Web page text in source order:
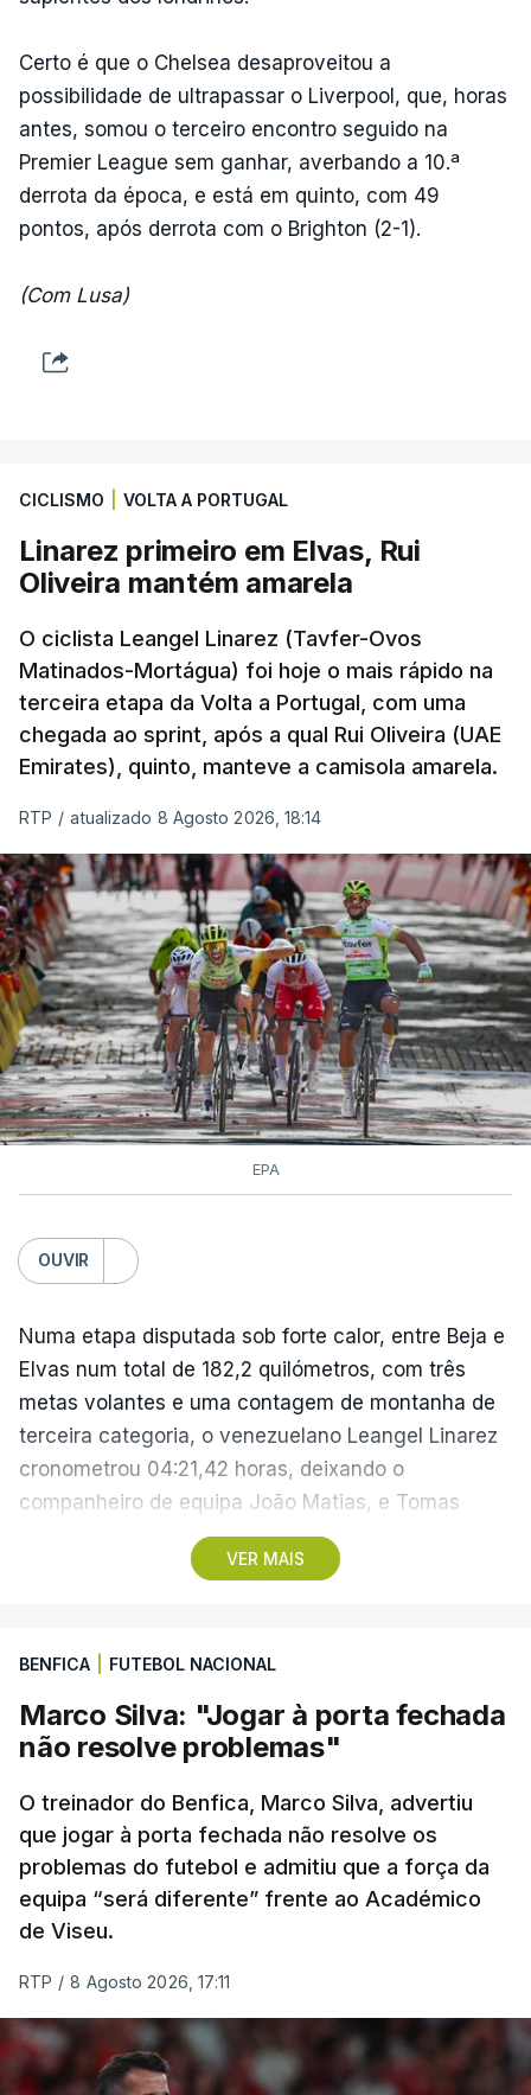
Certo é que o Chelsea desaproveitou a
possibilidade de ultrapassar o Liverpool, que, horas
antes, somou o terceiro encontro seguido na
Premier League sem ganhar, averbando a 10.ª
derrota da época, e está em quinto, com 49
pontos, após derrota com o Brighton (2-1).
(Com Lusa)
CICLISMO VOLTA A PORTUGAL
Linarez primeiro em Elvas, Rui
Oliveira mantém amarela
O ciclista Leangel Linarez (Tavfer-Ovos
Matinados-Mortágua) foi hoje o mais rápido na
terceira etapa da Volta a Portugal, com uma
chegada ao sprint, após a qual Rui Oliveira (UAE
Emirates), quinto, manteve a camisola amarela.
RTP / atualizado 8 Agosto 2026, 18:14
EPA
OUVIR
VER MAIS
Numa etapa disputada sob forte calor, entre Beja e
Elvas num total de 182,2 quilómetros, com três
metas volantes e uma contagem de montanha de
terceira categoria, o venezuelano Leangel Linarez
cronometrou 04:21,42 horas, deixando o
companheiro de equipa João Matias, e Tomas
Contte, da Aviludo-Louletano-Loulé, nas segunda e
terceira posições, respetivamente.
primeira chegada em alto, à Torre na Serra da
Estrela, a 1.961 metros de altitude, que pode criar
diferenças significativas na classificação geral,
após um trajeto de 154,6 quilómetros, com início
em Figueiró dos Vinhos, que inclui três contagens
de montanha de terceira categoria e uma de
segunda antes da subida final, a única de
categoria especial na prova.
BENFICA FUTEBOL NACIONAL
Marco Silva: "Jogar à porta fechada
não resolve problemas"
O treinador do Benfica, Marco Silva, advertiu
que jogar à porta fechada não resolve os
problemas do futebol e admitiu que a força da
equipa “será diferente” frente ao Académico
de Viseu.
RTP / 8 Agosto 2026, 17:11